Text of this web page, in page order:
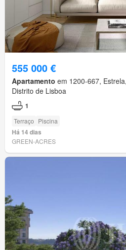
555 000 €
Apartamento em 1200-667,
Distrito de Lisboa
1
Terraço Piscina
Há 14 dias
GREEN-ACRES